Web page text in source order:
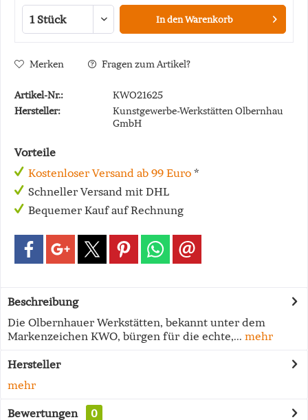
In denWarenkorb
Merken Fragen zum Artikel?
Artikel-Nr.:
KWO21625
Hersteller:
Kunstgewerbe-Werkstätten Olbernhau
GmbH
Vorteile
Kostenloser Versand ab 99 Euro *
Schneller Versand mit DHL
Bequemer Kauf auf Rechnung
Beschreibung
Die Olbernhauer Werkstätten, bekannt unter dem
Markenzeichen KWO, bürgen für die echte,... mehr
Hersteller
mehr
Bewertungen
0